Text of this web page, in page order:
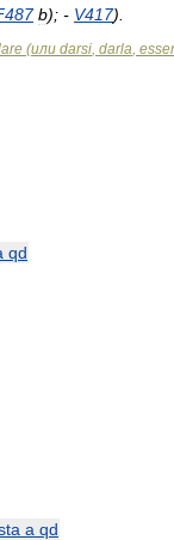
b); - V417).
(или darsi, darla,
qd
a qd